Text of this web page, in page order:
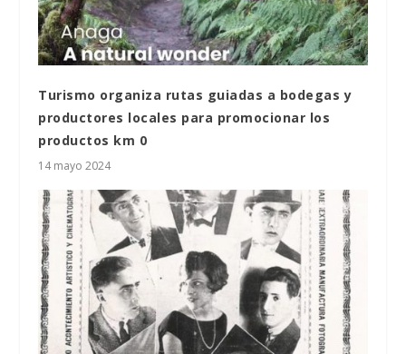
Turismo organiza rutas guiadas a bodegas y
productores locales para promocionar los
productos km 0
14 mayo 2024